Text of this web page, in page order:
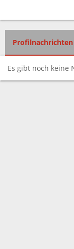
Profilnachrichten
Es gibt noch keine